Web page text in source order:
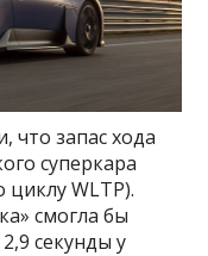
что запас хода
суперкара
циклу WLTP).
смогла бы
секунды у